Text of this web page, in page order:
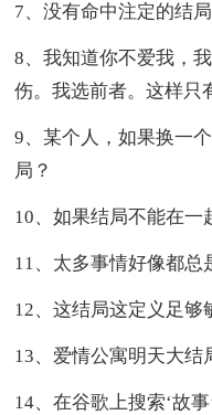
7、没有命中注定的结
8、我知道你不爱我，
伤。我选前者。这样只
9、某个人，如果换一
局？
10、如果结局不能在一
11、太多事情好像都总
12、这结局这定义足够
13、爱情公寓明天大结
14、在谷歌上搜索‘故